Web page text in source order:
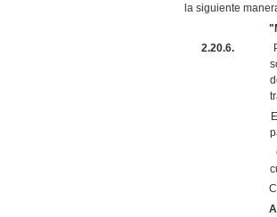
la siguiente
"
2.20.6.